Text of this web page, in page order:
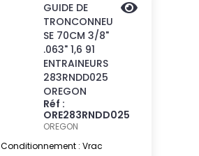
GUIDE DE
TRONCONNEU
SE 70CM 3/8"
.063" 1,6 91
ENTRAINEURS
283RNDD025
OREGON
Réf :
ORE283RNDD025
OREGON
Conditionnement : Vrac